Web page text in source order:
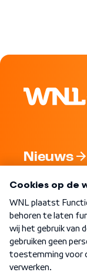
Nieuws
Word Lid